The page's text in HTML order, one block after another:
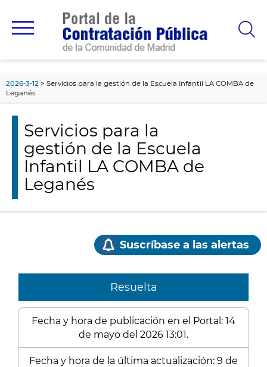
principal
2026-3-12
Servicios para la gestión de la Escuela Infantil LA COMBA de
Leganés
Servicios para la
gestión de la Escuela
Infantil LA COMBA de
Leganés
Suscríbase a las alertas
Resuelta
Fecha y hora de publicación en el Portal: 14
de mayo del 2026 13:01.
Fecha y hora de la última actualización: 9 de